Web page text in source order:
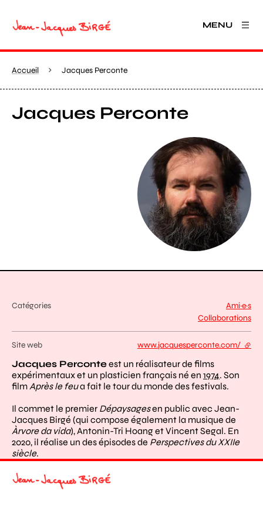
MENU
Accueil Jacques Perconte
Jacques Perconte
Agrandir
Catégories
Ami·e·s
Collaborations
Site web www.jacquesperconte.com/ -
Jacques Perconteest un réalisateur de films
expérimentaux et un plasticien français né en 1974. Son
filmAprès le feua fait le tour du monde des festivals.
Il commet le premier Dépaysagesen public avec Jean-
Jacques Birgé (qui compose également la musique de
Àrvore da vida), Antonin-Tri Hoang et Vincent Segal. En
2020, il réalise un des épisodes de Perspectives du XXIIe
siècle.